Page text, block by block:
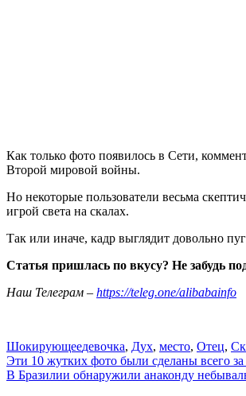
Как только фото появилось в Сети,
Второй мировой войны.
Но некоторые пользователи весьма
игрой света на скалах.
Так или иначе, кадр выглядит довольно
Статья пришлась по вкусу? Не забудь
Наш Телеграм – https://teleg.one/alibabainfo
Шокирующеедевочка, Дух, место, Отец,
Навигация
по
Эти 10 жутких фото были сделаны всего
В Бразилии обнаружили анаконду